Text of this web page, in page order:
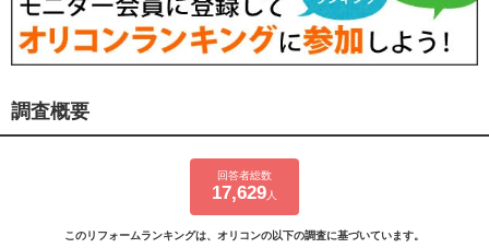
調査概要
回答者総数
17,629 人
このリフォームランキングは、オリコンの以下の調査に基づいています。